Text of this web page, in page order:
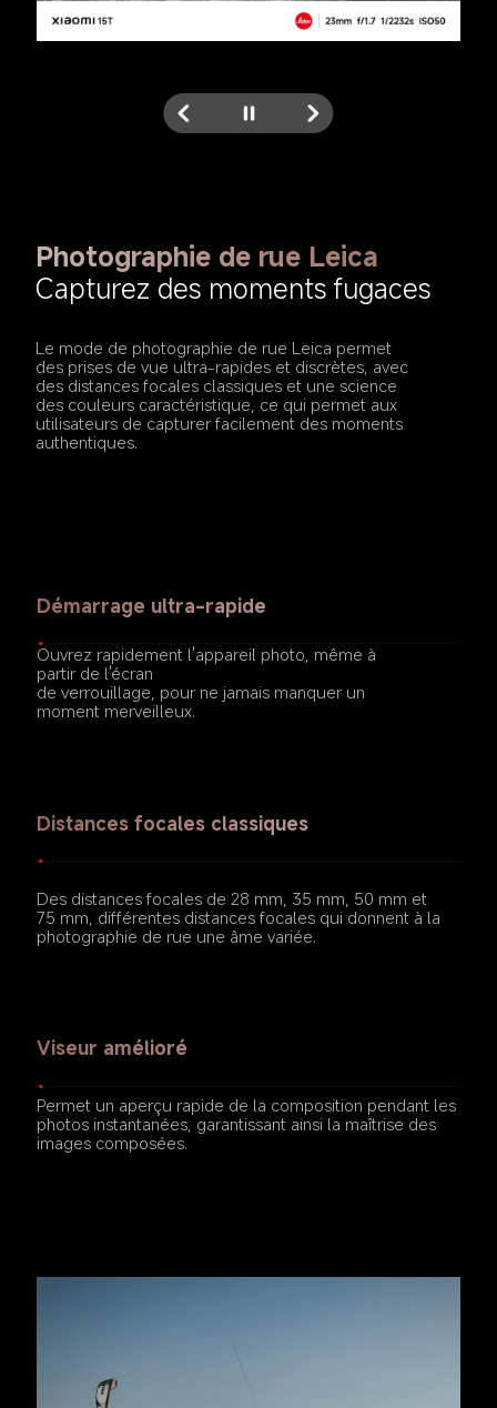
Photographie de rue Leica
Capturez des moments fugaces
Le mode de photographie de rue Leica permet
des prises de vue ultra-rapides et discrètes, avec
des distances focales classiques et une science
des couleurs caractéristique, ce qui permet aux
utilisateurs de capturer facilement des moments
authentiques.
Démarrage ultra-rapide
Ouvrez rapidement l'appareil photo, même à
partir de l'écran
de verrouillage, pour ne jamais manquer un
moment merveilleux.
Distances focales classiques
Des distances focales de 28 mm, 35 mm, 50 mm et
75 mm, différentes distances focales qui donnent à la
photographie de rue une âme variée.
Viseur amélioré
Permet un aperçu rapide de la composition pendant les
photos instantanées, garantissant ainsi la maîtrise des
images composées.